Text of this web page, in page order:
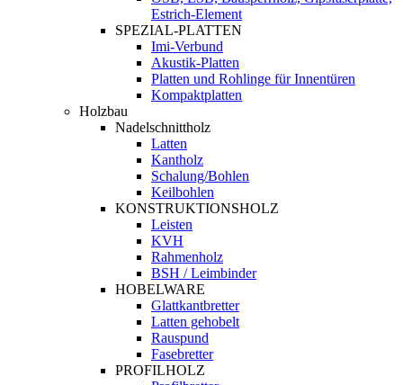
Estrich-Element
SPEZIAL-PLATTEN
Imi-Verbund
Akustik-Platten
Platten und Rohlinge für Innentüren
Kompaktplatten
Holzbau
Nadelschnittholz
Latten
Kantholz
Schalung/Bohlen
Keilbohlen
KONSTRUKTIONSHOLZ
Leisten
KVH
Rahmenholz
BSH / Leimbinder
HOBELWARE
Glattkantbretter
Latten gehobelt
Rauspund
Fasebretter
PROFILHOLZ